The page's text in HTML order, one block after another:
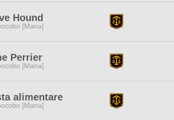
Hound
[Mana]
Perrier
[Mana]
alimentare
[Mana]